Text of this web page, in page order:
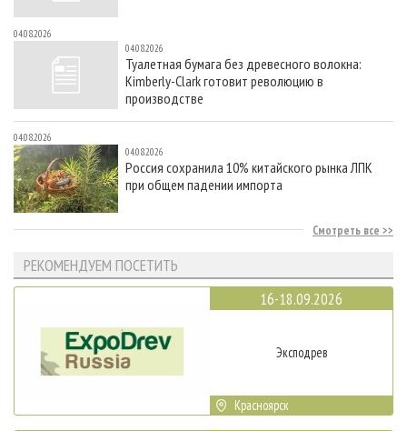
04.08.2026
04.08.2026
Туалетная бумага без древесного волокна:
Kimberly-Clark готовит революцию в
производстве
04.08.2026
04.08.2026
Россия сохранила 10% китайского рынка ЛПК
при общем падении импорта
Смотреть все
РЕКОМЕНДУЕМ ПОСЕТИТЬ
16-18.09.2026
Эксподрев
Красноярск